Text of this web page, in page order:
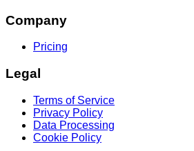
Company
Pricing
Legal
Terms of Service
Privacy Policy
Data Processing
Cookie Policy